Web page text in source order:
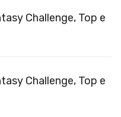
Challenge, Top e
Challenge, Top e